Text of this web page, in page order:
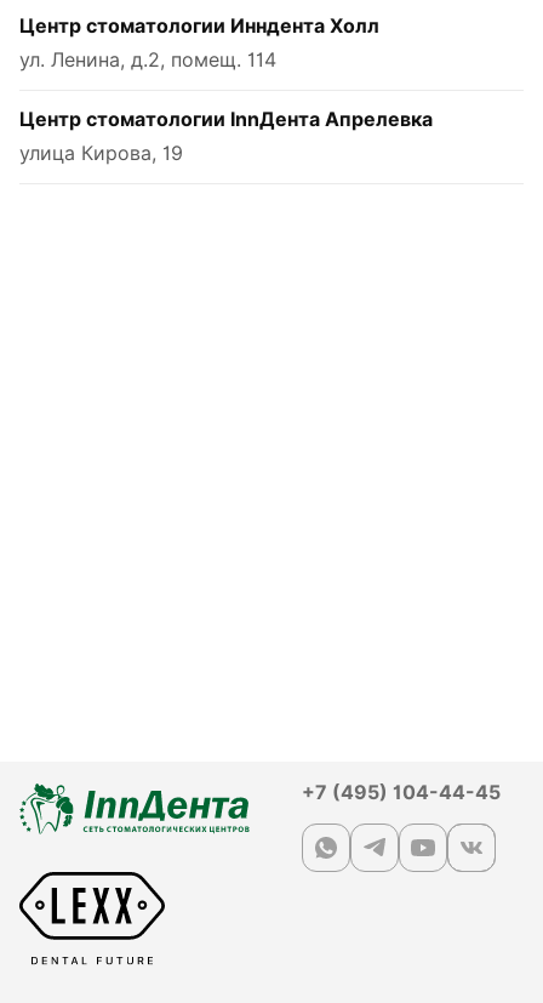
Центр стоматологии Инндента Холл
ул. Ленина, д.2, помещ. 114
Центр стоматологии InnДента Апрелевка
улица Кирова, 19
+7 (495) 104-44-45